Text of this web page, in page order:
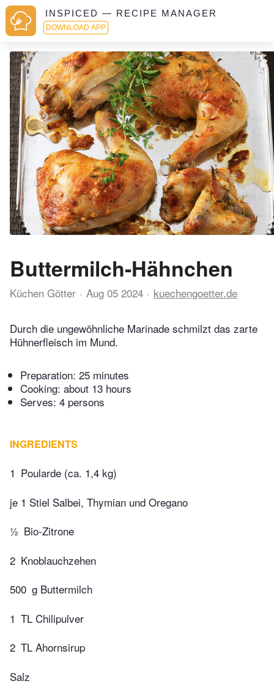
INSPICED — RECIPE MANAGER
DOWNLOAD APP
Buttermilch-Hähnchen
Küchen Götter Aug 05 2024 kuechengoetter.de
Durch die ungewöhnliche Marinade schmilzt das zarte
Hühnerfleisch im Mund.
Preparation: 25 minutes
Cooking: about 13 hours
Serves: 4 persons
INGREDIENTS
1 Poularde (ca. 1,4 kg)
je 1 Stiel Salbei, Thymian und Oregano
½ Bio-Zitrone
2 Knoblauchzehen
500 g Buttermilch
1 TL Chilipulver
2 TL Ahornsirup
Salz